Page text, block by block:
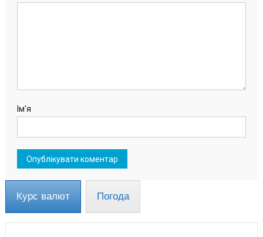
Ім'я
Курс валют Погода